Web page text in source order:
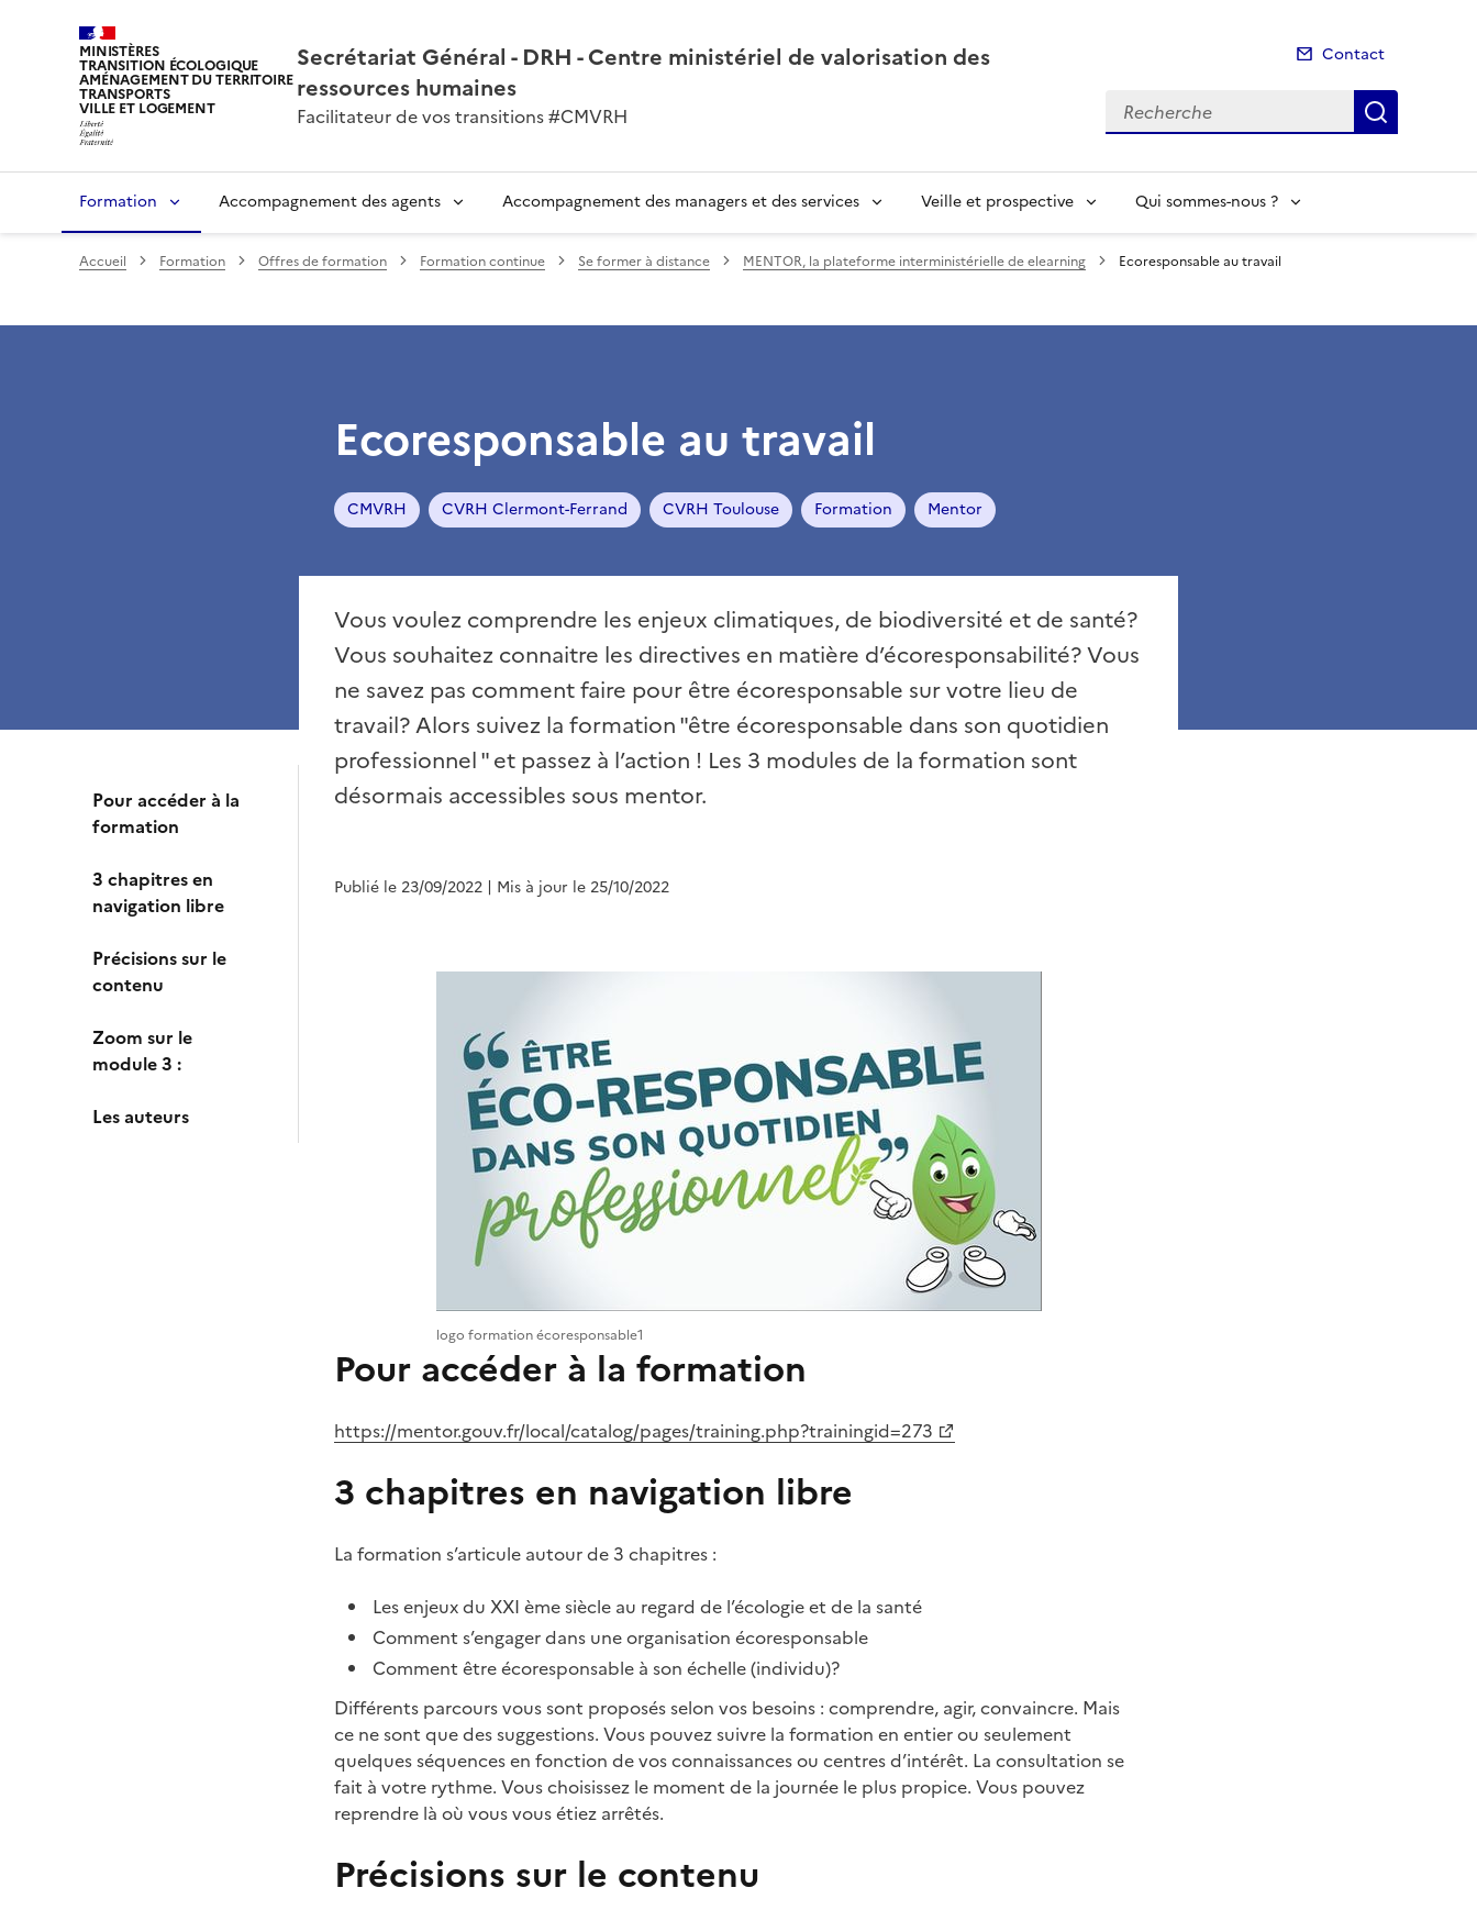
MINISTÈRES
TRANSITION ÉCOLOGIQUE
AMÉNAGEMENT DU TERRITOIRE
TRANSPORTS
VILLE ET LOGEMENT
Secrétariat Général - DRH - Centre ministériel de valorisation des
ressources humaines
Facilitateur de vos transitions #CMVRH
Contact
Recherche
Formation Accompagnement des agents Accompagnement des managers et des services Veille et prospective Qui sommes-nous ?
Accueil Formation Offres de formation Formation continue Se former à distance MENTOR, la plateforme interministérielle de elearning Ecoresponsable au travail
Pour accéder à la
formation
3 chapitres en
navigation libre
Précisions sur le
contenu
Zoom sur le
module 3 :
Les auteurs
Ecoresponsable au travail
CMVRH CVRH Clermont-Ferrand CVRH Toulouse Formation Mentor
Vous voulez comprendre les enjeux climatiques, de biodiversité et de santé?
Vous souhaitez connaitre les directives en matière d’écoresponsabilité? Vous
ne savez pas comment faire pour être écoresponsable sur votre lieu de
travail? Alors suivez la formation "être écoresponsable dans son quotidien
professionnel " et passez à l’action ! Les 3 modules de la formation sont
désormais accessibles sous mentor.
Publié le 23/09/2022 | Mis à jour le 25/10/2022
logo formation écoresponsable1
Pour accéder à la formation
https://mentor.gouv.fr/local/catalog/pages/training.php?trainingid=273
3 chapitres en navigation libre
La formation s’articule autour de 3 chapitres :
Les enjeux du XXI ème siècle au regard de l’écologie et de la santé
Comment s’engager dans une organisation écoresponsable
Comment être écoresponsable à son échelle (individu)?
Différents parcours vous sont proposés selon vos besoins : comprendre, agir, convaincre. Mais
ce ne sont que des suggestions. Vous pouvez suivre la formation en entier ou seulement
quelques séquences en fonction de vos connaissances ou centres d’intérêt. La consultation se
fait à votre rythme. Vous choisissez le moment de la journée le plus propice. Vous pouvez
reprendre là où vous vous étiez arrêtés.
Précisions sur le contenu